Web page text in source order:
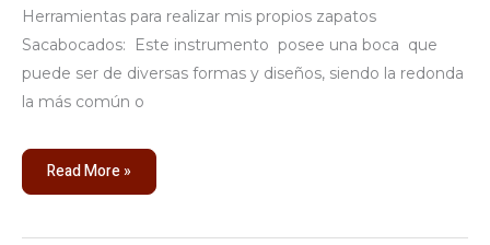
Herramientas para realizar mis propios zapatos
Sacabocados: Este instrumento posee una boca que
puede ser de diversas formas y diseños, siendo la redonda
la más común o
Read More »